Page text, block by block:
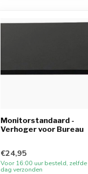
Monitorstandaard -
Verhoger voor Bureau
€24,95
Voor 16:00 uur besteld, zelfde
dag verzonden